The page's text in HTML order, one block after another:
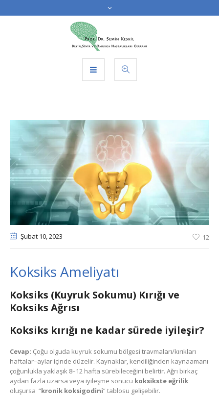
Şubat 10, 2023 12
Koksiks Ameliyatı
Koksiks (Kuyruk Sokumu) Kırığı ve
Koksiks Ağrısı
Koksiks kırığı ne kadar sürede iyileşir?
Cevap: Çoğu olguda kuyruk sokumu bölgesi travmaları/kırıkları
haftalar–aylar içinde düzelir. Kaynaklar, kendiliğinden kaynaamanı
çoğunlukla yaklaşık 8–12 hafta sürebileceğini belirtir. Ağrı birkaç
aydan fazla uzarsa veya iyileşme sonucu koksikste eğrilik
oluşursa “kronik koksigodini” tablosu gelişebilir.